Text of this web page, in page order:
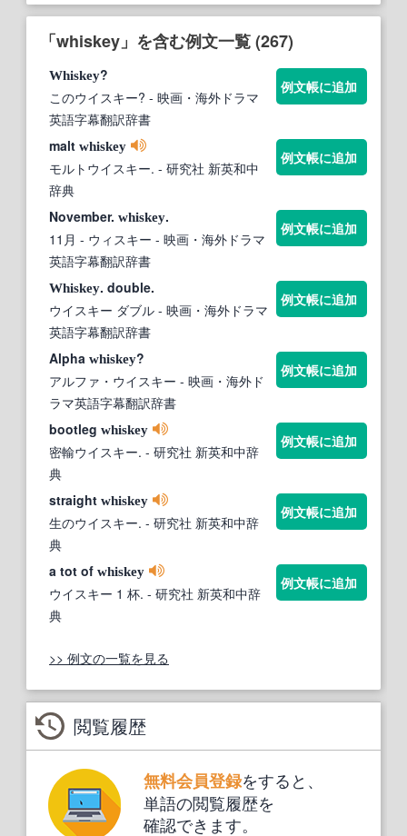
「whiskey」を含む例文一覧 (267)
Whiskey?
このウイスキー? - 映画・海外ドラマ
英語字幕翻訳辞書
例文帳に追加
malt whiskey
モルトウイスキー. - 研究社 新英和中
辞典
例文帳に追加
November. whiskey.
11月 - ウィスキー - 映画・海外ドラマ
英語字幕翻訳辞書
例文帳に追加
Whiskey. double.
ウイスキー ダブル - 映画・海外ドラマ
英語字幕翻訳辞書
例文帳に追加
Alpha whiskey?
アルファ・ウイスキー - 映画・海外ド
ラマ英語字幕翻訳辞書
例文帳に追加
bootleg whiskey
密輸ウイスキー. - 研究社 新英和中辞
典
例文帳に追加
straight whiskey
生のウイスキー. - 研究社 新英和中辞
典
例文帳に追加
a tot of whiskey
ウイスキー 1 杯. - 研究社 新英和中辞
典
例文帳に追加
>> 例文の一覧を見る
閲覧履歴
無料会員登録をすると、
単語の閲覧履歴を
確認できます。